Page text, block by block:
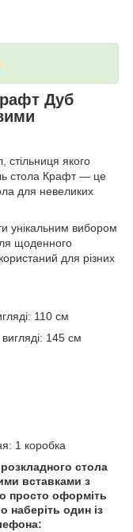
Дуб
стільниця якого
стола Крафт — це
для невеликих
унікальним вибором
щоденного
для різних
110 см
145 см
1 коробка
стола
вставками з
просто оформіть
наберіть один із